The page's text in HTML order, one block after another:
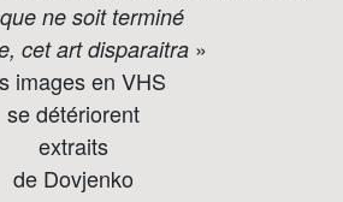
ne soit terminé
cet art disparaitra »
images en VHS
se détériorent
extraits
de Dovjenko